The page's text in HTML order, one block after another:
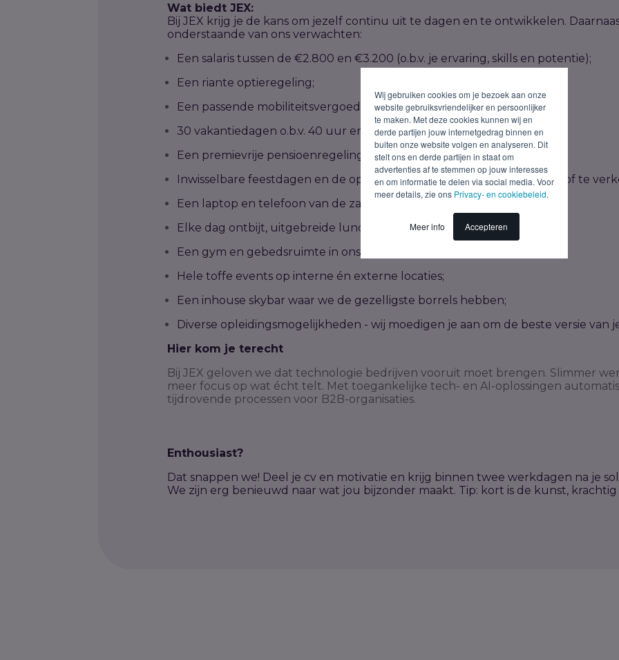
Wij gebruiken cookies om je bezoek aan onze
website gebruiksvriendelijker en persoonlijker
te maken. Met deze cookies kunnen wij en
derde partijen jouw internetgedrag binnen en
buiten onze website volgen en analyseren. Dit
stelt ons en derde partijen in staat om
advertenties af te stemmen op jouw interesses
en om informatie te delen via social media. Voor
meer details, zie ons Privacy- en cookiebeleid.
Meer info Accepteren
Wat biedt JEX:
Bij JEX krijg je de kans om jezelf continu uit te dagen en te ontwikkelen.
onderstaande van ons verwachten:
Een salaris tussen de €2.800 en €3.200 (o.b.v. je ervaring, skills en potentie);
Een riante optieregeling;
Een passende mobiliteitsvergoeding;
30 vakantiedagen o.b.v. 40 uur en 8% vakantiegeld;
Een premievrije pensioenregeling;
Inwisselbare feestdagen en de optie om extra vrije dagen bij te kopen of te
Een laptop en telefoon van de zaak;
Elke dag ontbijt, uitgebreide lunch en onbeperkt fruit, snacks en fris;
Een gym en gebedsruimte in ons prachtige kantoor;
Hele toffe events op interne én externe locaties;
Een inhouse skybar waar we de gezelligste borrels hebben;
Diverse opleidingsmogelijkheden - wij moedigen je aan om de beste versie van
Hier kom je terecht
Bij JEX geloven we dat technologie bedrijven vooruit moet brengen. Slimmer
meer focus op wat écht telt. Met toegankelijke tech- en AI-oplossingen
tijdrovende processen voor B2B-organisaties.
Enthousiast?
Dat snappen we! Deel je cv en motivatie en krijg binnen twee werkdagen na je
We zijn erg benieuwd naar wat jou bijzonder maakt. Tip: kort is de kunst, krachtig